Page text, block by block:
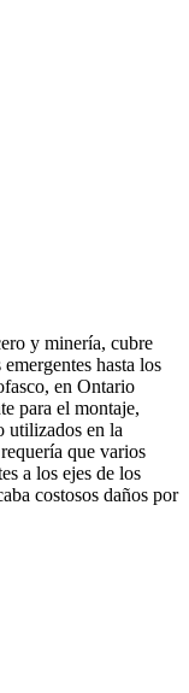
y minería, cubre
hasta los
en Ontario
para el montaje,
utilizados en la
que varios
a los ejes de los
costosos daños por